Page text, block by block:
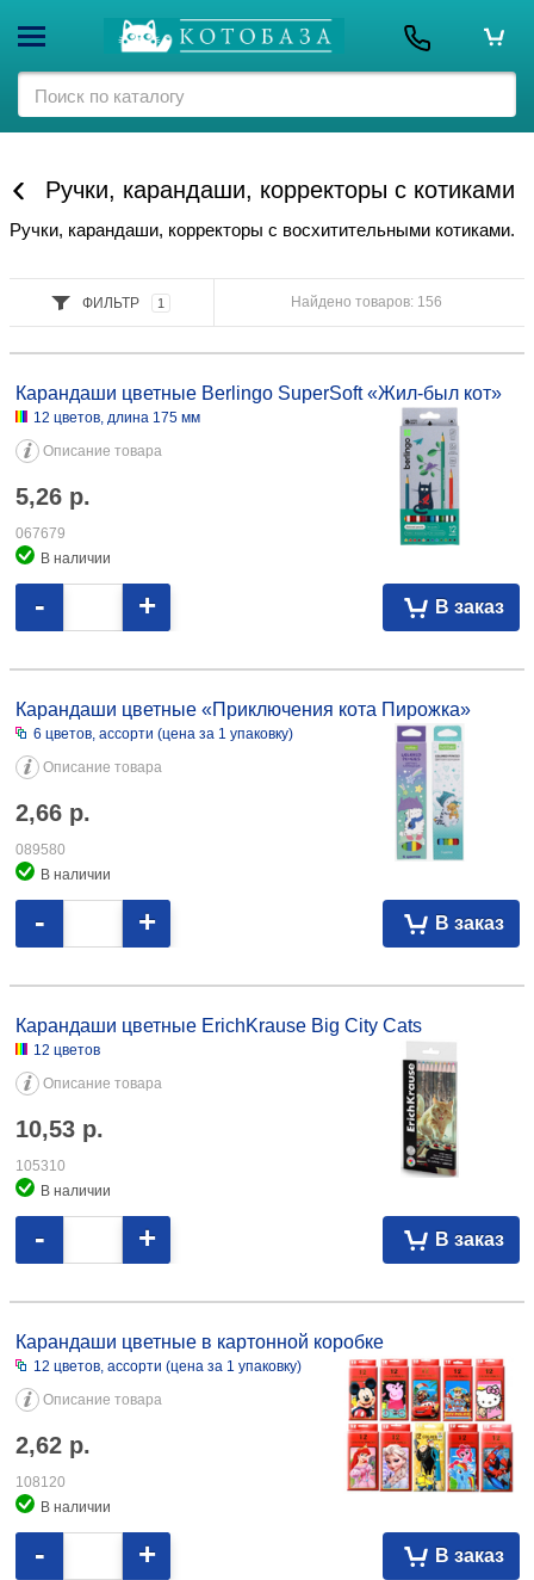
Ручки, карандаши, корректоры с котиками
Ручки, карандаши, корректоры с восхитительными котиками.
ФИЛЬТР 1 Найдено товаров: 156
длина 175 мм 5,26 067679
Карандаши цветные Berlingo SuperSoft «Жил-был кот»
12 цветов, длина 175 мм
Описание товара
5,26 р.
067679
В наличии
В заказ
- +
2,66 089580
Карандаши цветные «Приключения кота Пирожка»
6 цветов, ассорти (цена за 1 упаковку)
Описание товара
2,66 р.
089580
В наличии
В заказ
- +
Карандаши цветные ErichKrause Big City Cats
12 цветов
Описание товара
10,53 р.
105310
В наличии
В заказ
- +
108120
Карандаши цветные в картонной коробке
12 цветов, ассорти (цена за 1 упаковку)
Описание товара
2,62 р.
108120
В наличии
В заказ
- +